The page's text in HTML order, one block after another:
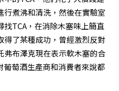
行煮沸和清洗，然後在實驗室
TCA，在消除木塞味上簡直
了某種成功，曾經激烈反對
弗布澤克現在表示軟木塞的合
萄酒生產商和消費者來說都